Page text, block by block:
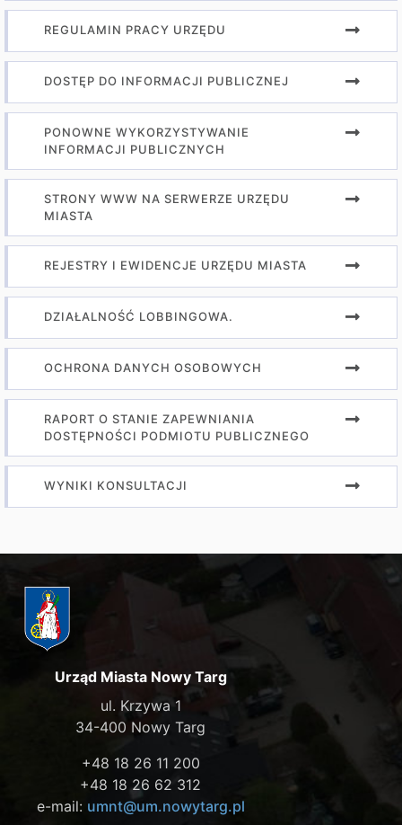
REGULAMIN PRACY URZĘDU
DOSTĘP DO INFORMACJI PUBLICZNEJ
PONOWNE WYKORZYSTYWANIE
INFORMACJI PUBLICZNYCH
STRONY WWW NA SERWERZE URZĘDU
MIASTA
REJESTRY I EWIDENCJE URZĘDU MIASTA
DZIAŁALNOŚĆ LOBBINGOWA.
OCHRONA DANYCH OSOBOWYCH
RAPORT O STANIE ZAPEWNIANIA
DOSTĘPNOŚCI PODMIOTU PUBLICZNEGO
WYNIKI KONSULTACJI
Urząd Miasta Nowy Targ
ul. Krzywa 1
34-400 Nowy Targ
+48 18 26 11 200
+48 18 26 62 312
e-mail: umnt@um.nowytarg.pl